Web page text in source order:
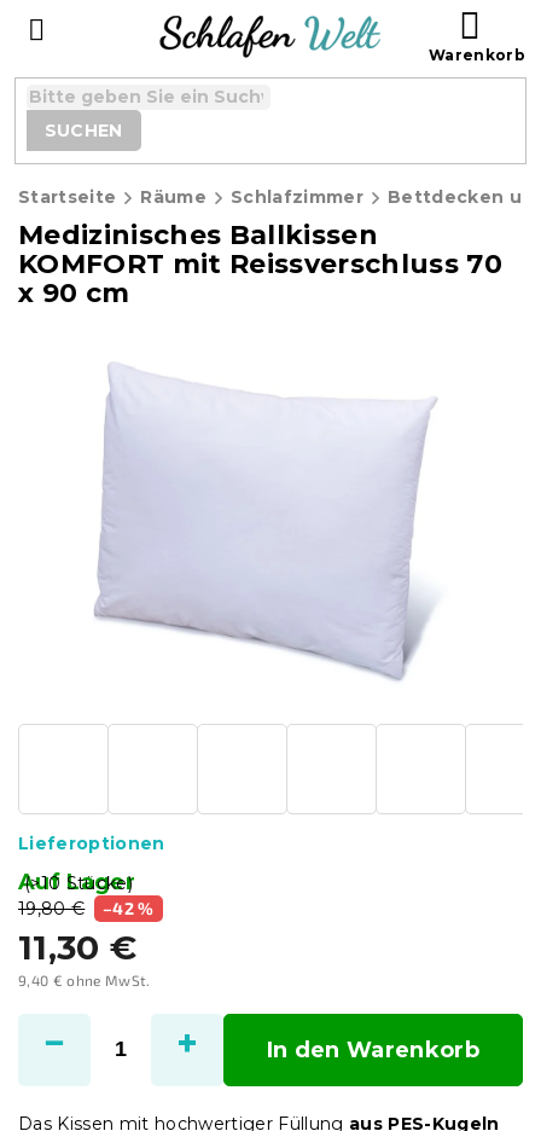
SUCHEN
Startseite Räume Schlafzimmer Bettdecken
Medizinisches Ballkissen
KOMFORT mit Reissverschluss 70
x 90 cm
19,80 € –42 %
11,30 €
9,40 € ohne MwSt.
Auf Lager
(>10 Stücke)
Lieferoptionen
In den Warenkorb
Das Kissen mit hochwertiger Füllung aus PES-Kugeln